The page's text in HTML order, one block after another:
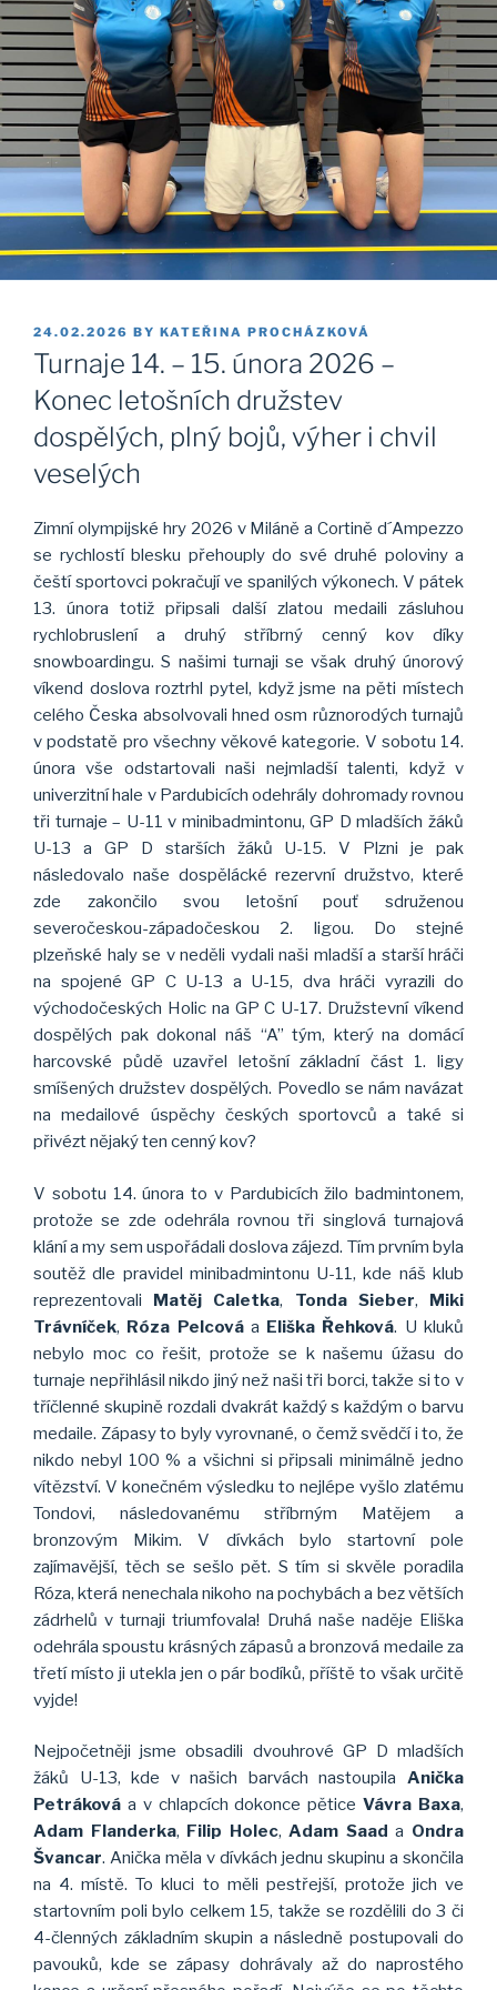
POSTED
ON
24.02.2026 BY KATEŘINA PROCHÁZKOVÁ
Turnaje 14. – 15. února 2026 –
Konec letošních družstev
dospělých, plný bojů, výher i chvil
veselých
Zimní olympijské hry 2026 v Miláně a Cortině d´Ampezzo
se rychlostí blesku přehouply do své druhé poloviny a
čeští sportovci pokračují ve spanilých výkonech. V pátek
13. února totiž připsali další zlatou medaili zásluhou
rychlobruslení a druhý stříbrný cenný kov díky
snowboardingu. S našimi turnaji se však druhý únorový
víkend doslova roztrhl pytel, když jsme na pěti místech
celého Česka absolvovali hned osm různorodých turnajů
v podstatě pro všechny věkové kategorie. V sobotu 14.
února vše odstartovali naši nejmladší talenti, když v
univerzitní hale v Pardubicích odehrály dohromady rovnou
tři turnaje – U-11 v minibadmintonu, GP D mladších žáků
U-13 a GP D starších žáků U-15. V Plzni je pak
následovalo naše dospělácké rezervní družstvo, které
zde zakončilo svou letošní pouť sdruženou
severočeskou-západočeskou 2. ligou. Do stejné
plzeňské haly se v neděli vydali naši mladší a starší hráči
na spojené GP C U-13 a U-15, dva hráči vyrazili do
východočeských Holic na GP C U-17. Družstevní víkend
dospělých pak dokonal náš “A” tým, který na domácí
harcovské půdě uzavřel letošní základní část 1. ligy
smíšených družstev dospělých. Povedlo se nám navázat
na medailové úspěchy českých sportovců a také si
přivézt nějaký ten cenný kov?
V sobotu 14. února to v Pardubicích žilo badmintonem,
protože se zde odehrála rovnou tři singlová turnajová
klání a my sem uspořádali doslova zájezd. Tím prvním byla
soutěž dle pravidel minibadmintonu U-11, kde náš klub
reprezentovali Matěj Caletka, Tonda Sieber, Miki
Trávníček, Róza Pelcováa Eliška Řehková. U kluků
nebylo moc co řešit, protože se k našemu úžasu do
turnaje nepřihlásil nikdo jiný než naši tři borci, takže si to v
tříčlenné skupině rozdali dvakrát každý s každým o barvu
medaile. Zápasy to byly vyrovnané, o čemž svědčí i to, že
nikdo nebyl 100 % a všichni si připsali minimálně jedno
vítězství. V konečném výsledku to nejlépe vyšlo zlatému
Tondovi, následovanému stříbrným Matějem a
bronzovým Mikim. V dívkách bylo startovní pole
zajímavější, těch se sešlo pět. S tím si skvěle poradila
Róza, která nenechala nikoho na pochybách a bez větších
zádrhelů v turnaji triumfovala! Druhá naše naděje Eliška
odehrála spoustu krásných zápasů a bronzová medaile za
třetí místo ji utekla jen o pár bodíků, příště to však určitě
vyjde!
Nejpočetněji jsme obsadili dvouhrové GP D mladších
žáků U-13, kde v našich barvách nastoupila Anička
Petráková a v chlapcích dokonce pěticeVávra Baxa,
Adam Flanderka, Filip Holec,Adam Saada Ondra
Švancar. Anička měla v dívkách jednu skupinu a skončila
na 4. místě. To kluci to měli pestřejší, protože jich ve
startovním poli bylo celkem 15, takže se rozdělili do 3 či
4-členných základním skupin a následně postupovali do
pavouků, kde se zápasy dohrávaly až do naprostého